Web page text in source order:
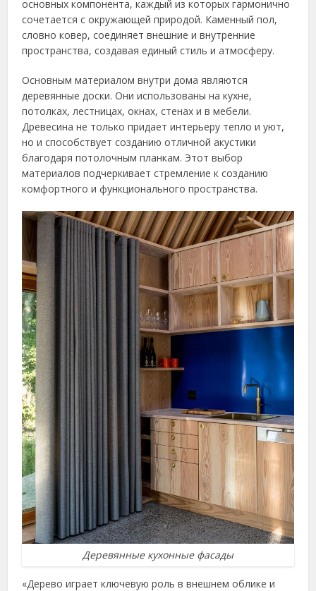
основных компонента, каждый из которых гармонично
сочетается с окружающей природой. Каменный пол,
словно ковер, соединяет внешние и внутренние
пространства, создавая единый стиль и атмосферу.
Основным материалом внутри дома являются
деревянные доски. Они использованы на кухне,
потолках, лестницах, окнах, стенах и в мебели.
Древесина не только придает интерьеру тепло и уют,
но и способствует созданию отличной акустики
благодаря потолочным планкам. Этот выбор
материалов подчеркивает стремление к созданию
комфортного и функционального пространства.
Деревянные кухонные фасады
«Дерево играет ключевую роль в внешнем облике и